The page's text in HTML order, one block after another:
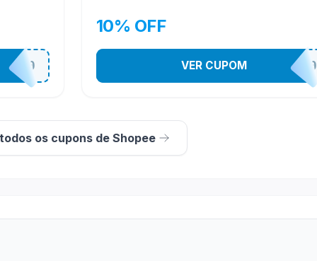
10% OFF
CASATEL10
VER CUPOM
os cupons de Shopee